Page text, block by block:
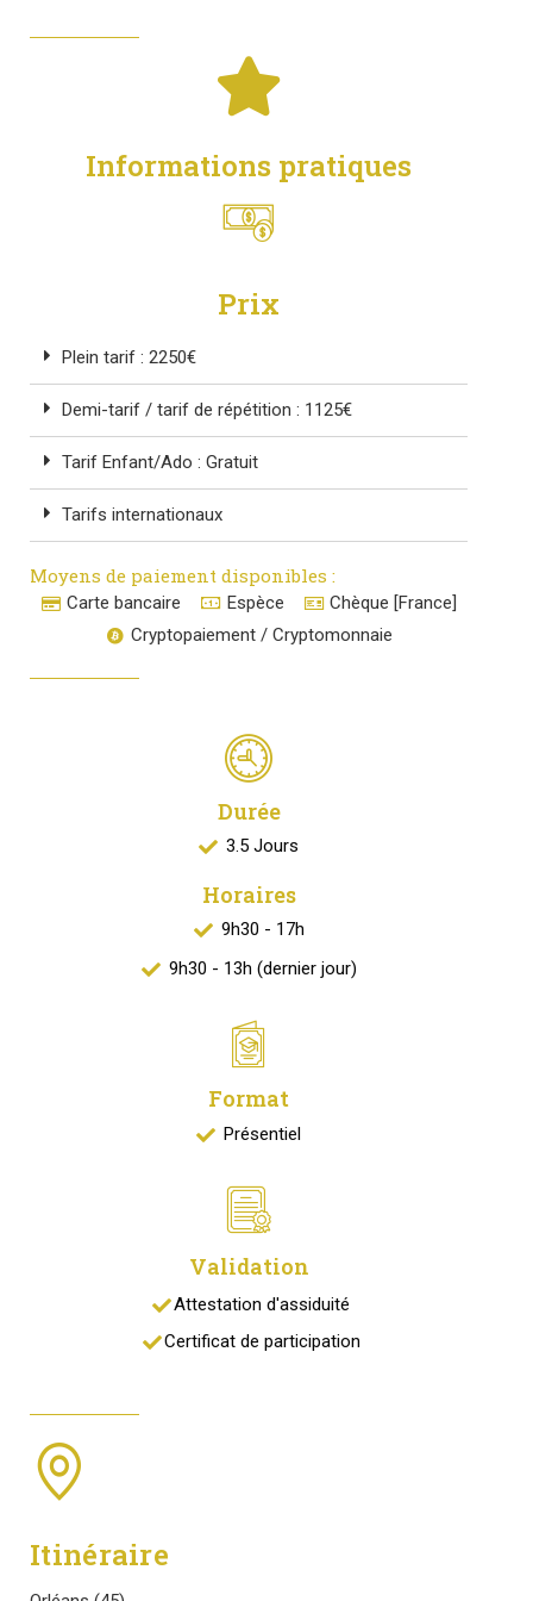
Informations pratiques
Prix
Plein tarif : 2250€
Demi-tarif / tarif de répétition : 1125€
Tarif Enfant/Ado : Gratuit
Tarifs internationaux
Moyens de paiement disponibles :
Carte bancaire Espèce
Chèque [France]
Cryptopaiement / Cryptomonnaie
Durée
3.5 Jours
Horaires
9h30 - 17h
9h30 - 13h (dernier jour)
Format
Présentiel
Validation
Attestation d'assiduité
Certificat de participation
Itinéraire